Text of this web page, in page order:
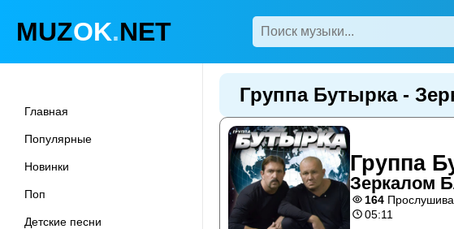
MUZOK.NET
Главная
Популярные
Новинки
Поп
Детские песни
Группа Бутырка -
Группа
Зеркалом
164
05:11